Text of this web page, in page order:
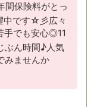
間保険料がとっ
中です☆彡広々
手でも安心◎11
ぶん時間♪人気
みませんか